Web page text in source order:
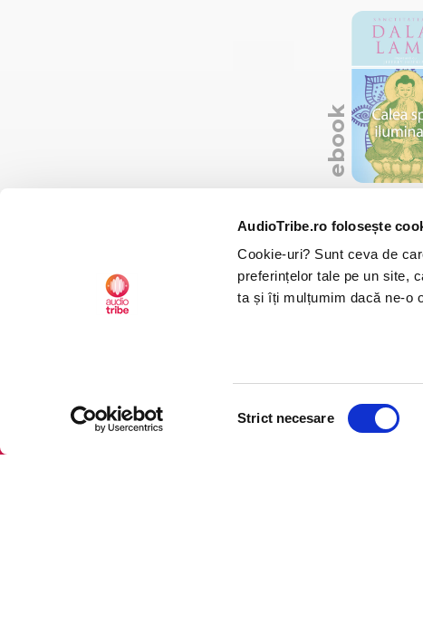
AudioTribe.ro folosește
Cookie-uri? Sunt ceva de
preferințelor tale pe un site,
ta și îți mulțumim dacă ne-o
Strict necesare
ebook
Dalai
Despre noi